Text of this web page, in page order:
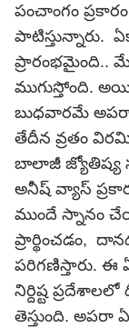
పంచాంగం
పాటిస్తున్నారు.
ప్రారంభమైంది..
ముగుస్తోంది.
బుధవారమే అపరా
తేదీన వ్రతం
బాలాజీ జ్యోతిష్య
అనీష్ వ్యాస్
ముందే స్నానం
ప్రార్థించడం,
పరిగణిస్తారు.
నిర్దిష్ట
తెస్తుంది. అపరా